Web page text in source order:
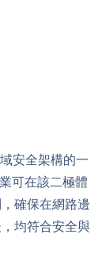
安全架構的一
可在該二極體
確保在網路邊
均符合安全與